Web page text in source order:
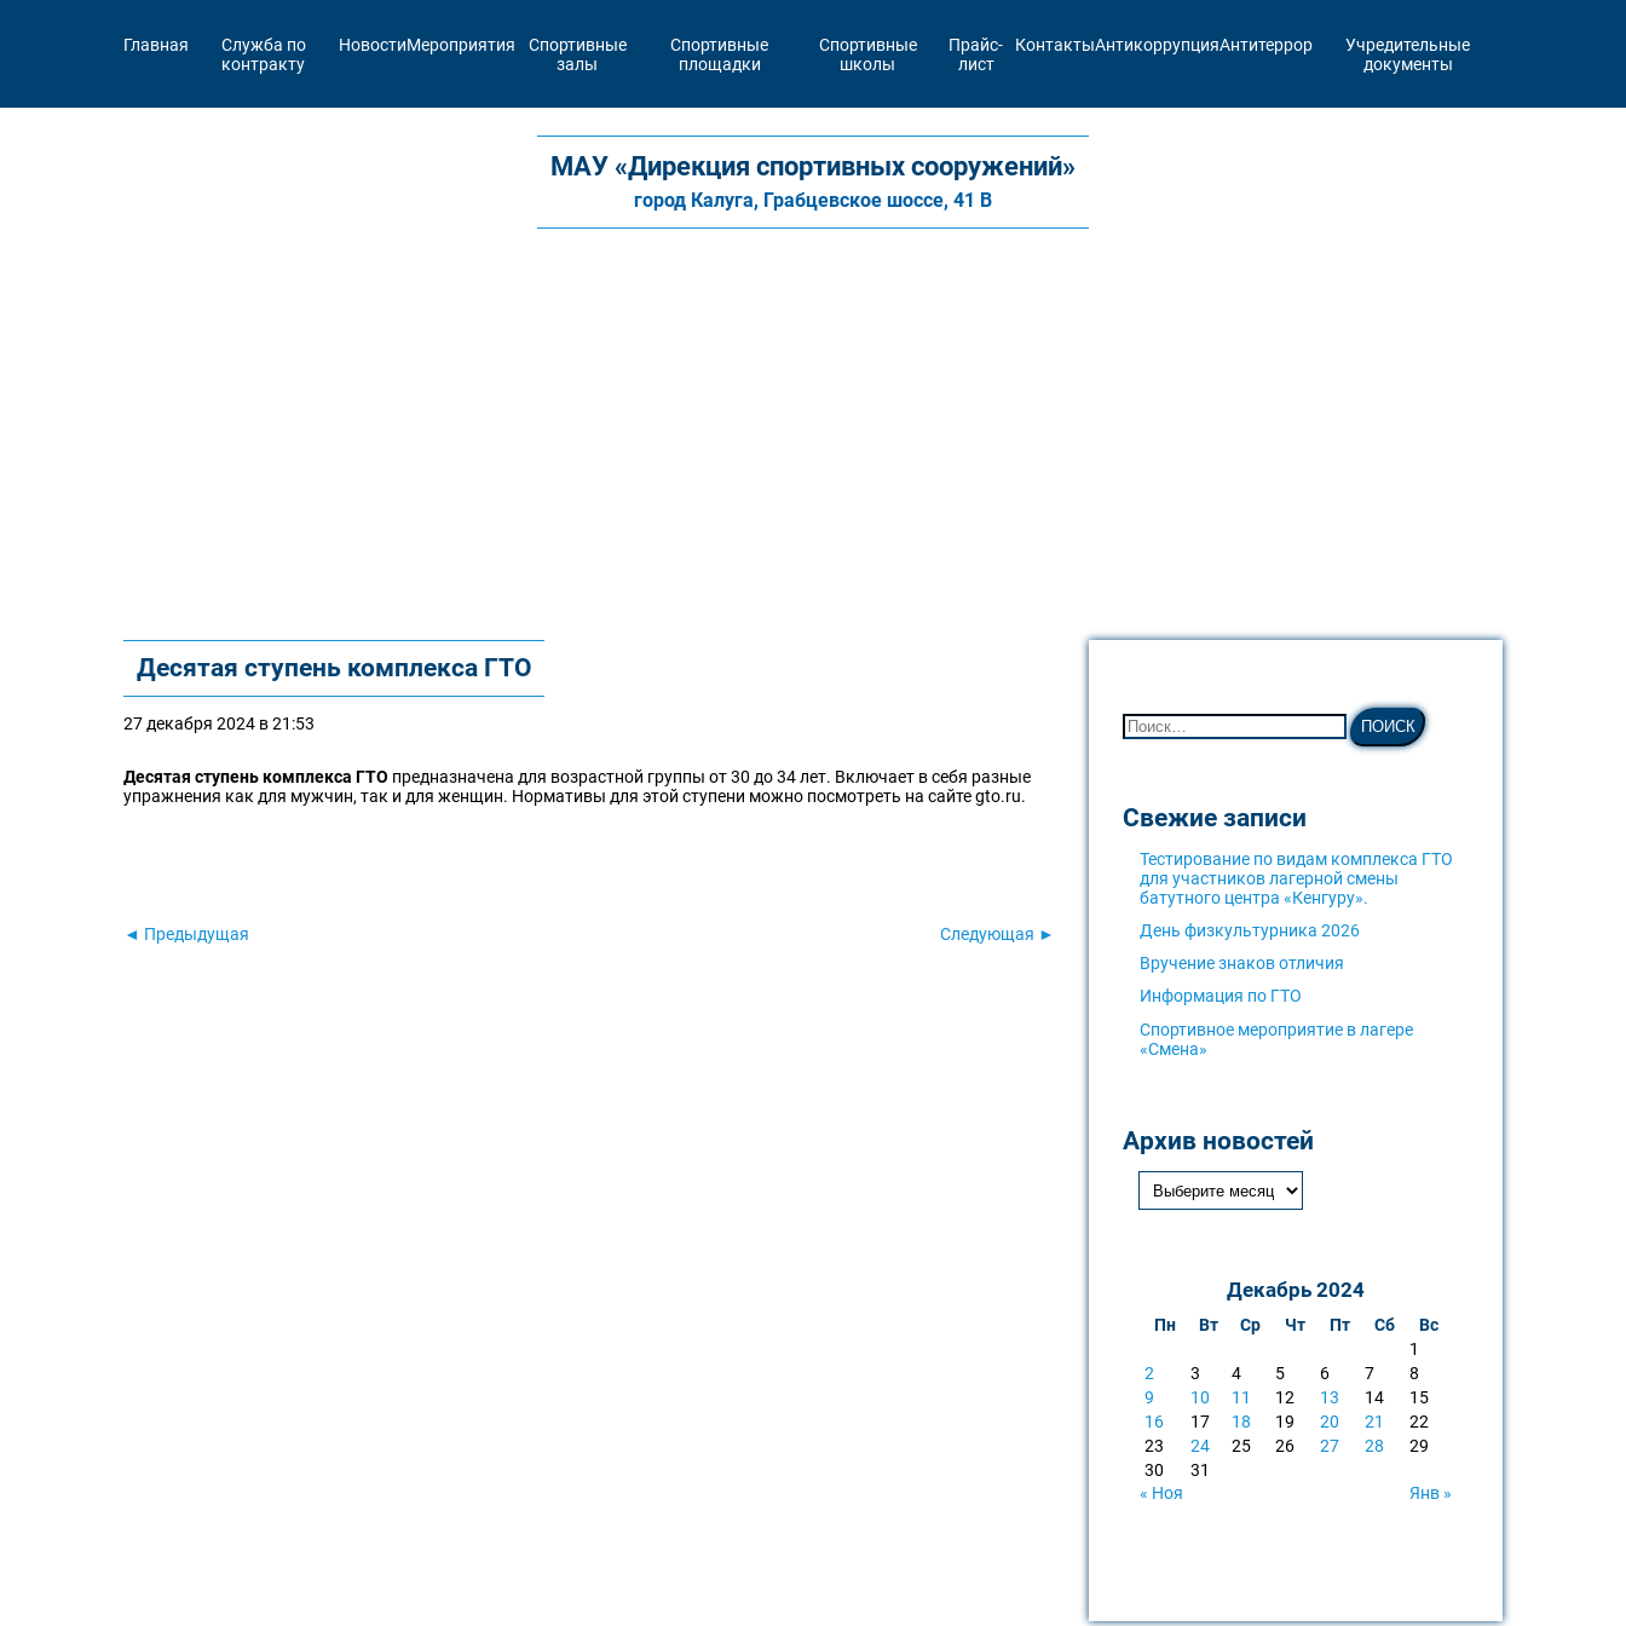
Главная
Служба по
контракту
НовостиМероприятия
Спортивные
залы
Спортивные
площадки
Спортивные
школы
Прайс-
лист
КонтактыАнтикоррупцияАнтитеррор
Учредительные
документы
МАУ «Дирекция спортивных сооружений»
город Калуга, Грабцевское шоссе, 41 В
Десятая ступень комплекса ГТО
27 декабря 2024 в 21:53
Десятая ступень комплекса ГТО предназначена для возрастной группы от 30 до 34 лет. Включает в себя разные
упражнения как для мужчин, так и для женщин. Нормативы для этой ступени можно посмотреть на сайте gto.ru.
◄ Предыдущая Следующая ►
Свежие записи
Тестирование по видам комплекса ГТО
для участников лагерной смены
батутного центра «Кенгуру».
День физкультурника 2026
Вручение знаков отличия
Информация по ГТО
Спортивное мероприятие в лагере
«Смена»
Архив новостей
Декабрь 2024
Пн Вт Ср Чт Пт Сб
Вс
1
2
3 4 5 6 7
8
9
10 11 12 13 14
15
16
17 18 19 20 21
22
23
24 25 26 27 28
29
30
31
« Ноя
Янв »